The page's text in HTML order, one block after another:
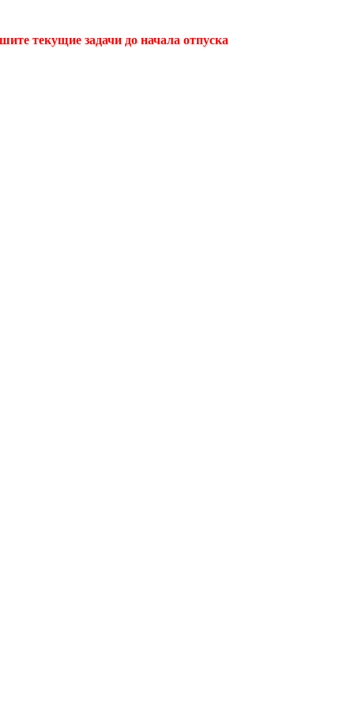
текущие задачи до начала отпуска